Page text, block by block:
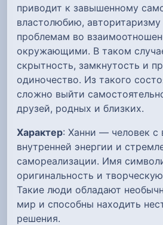
приводит к завышенному
властолюбию, авторитаризму
проблемам во
окружающими. В таком
скрытность, замкнутость и
одиночество. Из такого
сложно выйти
друзей, родных и близких.
Характер: Ханни — человек
внутренней энергии и
самореализации. Имя
оригинальность и
Такие люди обладают
мир и способны находить
решения.